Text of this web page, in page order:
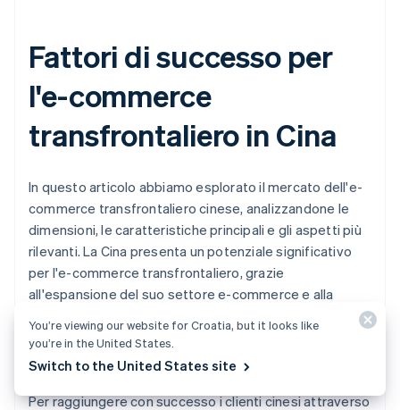
Fattori di successo per
l'e-commerce
transfrontaliero in Cina
In questo articolo abbiamo esplorato il mercato dell'e-
commerce transfrontaliero cinese, analizzandone le
dimensioni, le caratteristiche principali e gli aspetti più
rilevanti. La Cina presenta un potenziale significativo
per l'e-commerce transfrontaliero, grazie
all'espansione del suo settore e-commerce e alla
prodotti giapponesi. Ciò è in parte dovuto alla domanda
dei turisti cinesi in visita nel Paese.
Per raggiungere con successo i clienti cinesi attraverso
You’re viewing our website for Croatia, but it looks like
you’re in the United States.
Switch to the United States site